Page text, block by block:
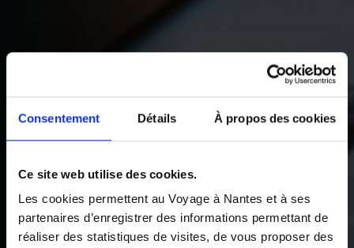
Consentement Détails À propos des cookies
Ce site web utilise des cookies.
Les cookies permettent au Voyage à Nantes et à ses
partenaires d’enregistrer des informations permettant de
réaliser des statistiques de visites, de vous proposer des